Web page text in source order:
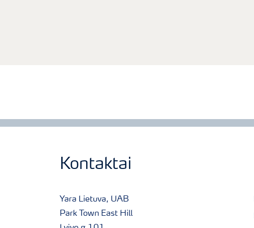
Kontaktai
Yara Lietuva, UAB
Park Town East Hill